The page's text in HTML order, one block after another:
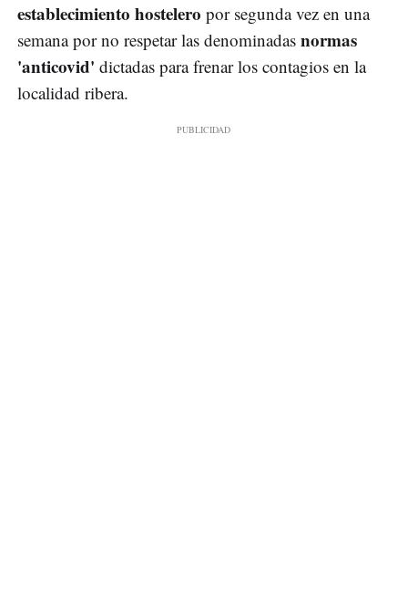
establecimiento hostelero por segunda vez en una
semana por no respetar las denominadas normas
'anticovid' dictadas para frenar los contagios en la
localidad ribera.